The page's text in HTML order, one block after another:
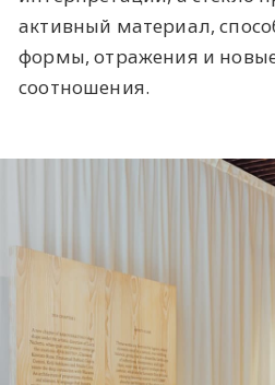
активный материал,
формы, отражения и
соотношения.